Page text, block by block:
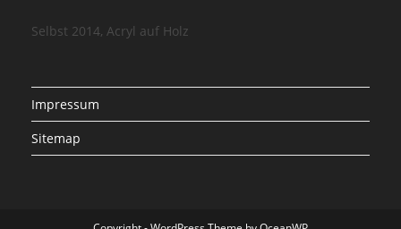
Selbst 2014, Acryl auf Holz
Impressum
Sitemap